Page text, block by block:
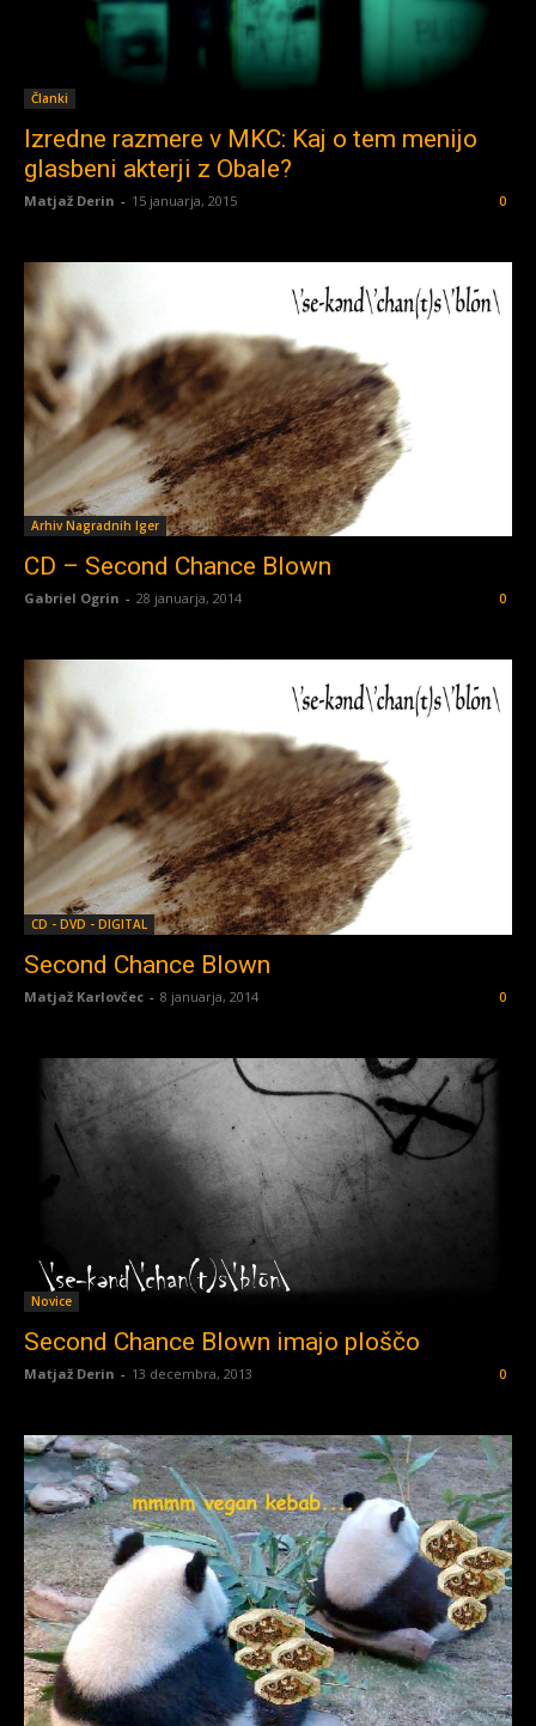
Članki
Izredne razmere v MKC: Kaj o tem menijo
glasbeni akterji z Obale?
Matjaž Derin - 15 januarja, 2015 0
Arhiv Nagradnih Iger
CD – Second Chance Blown
Gabriel Ogrin - 28 januarja, 2014 0
CD - DVD - DIGITAL
Second Chance Blown
Matjaž Karlovčec - 8 januarja, 2014 0
Novice
Second Chance Blown imajo ploščo
Matjaž Derin - 13 decembra, 2013 0